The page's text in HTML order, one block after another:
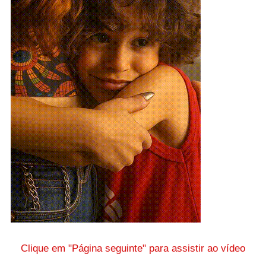
Clique em "Página seguinte" para assistir ao vídeo